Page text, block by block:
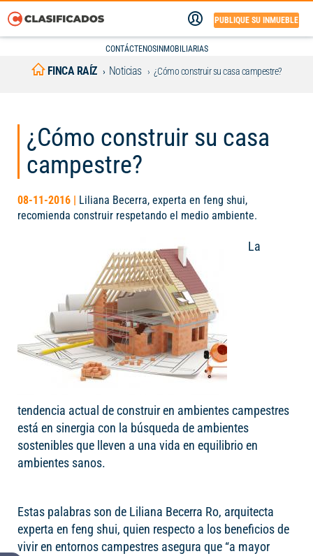
PUBLIQUE SU INMUEBLE
CONTÁCTENOSINMOBILIARIAS
FINCA RAÍZ Noticias ¿Cómo construir su casa campestre?
¿Cómo construir su casa
campestre?
08-11-2016 | Liliana Becerra, experta en feng shui,
recomienda construir respetando el medio ambiente.
La
tendencia actual de construir en ambientes campestres
está en sinergia con la búsqueda de ambientes
sostenibles que lleven a una vida en equilibrio en
ambientes sanos.
Estas palabras son de Liliana Becerra Ro, arquitecta
experta en feng shui, quien respecto a los beneficios de
vivir en entornos campestres asegura que “a mayor